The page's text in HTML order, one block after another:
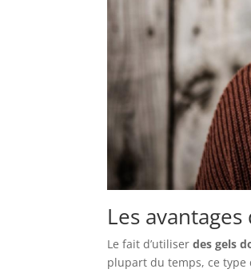
Les
Le fait d’utiliserdes gels
plupart du temps, ce type